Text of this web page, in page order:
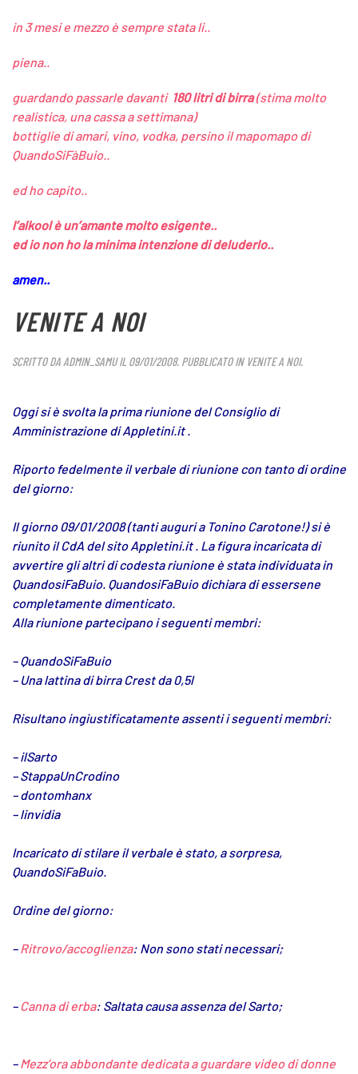
in 3 mesi e mezzo è sempre stata li..
piena..
guardando passarle davanti 180 litri di birra(stima molto
realistica, una cassa a settimana)
bottiglie di amari, vino, vodka, persino il mapomapo di
QuandoSiFàBuio..
ed ho capito..
l’alkool è un’amante molto esigente..
ed io non ho la minima intenzione di deluderlo..
amen..
VENITE A NOI
SCRITTO DA ADMIN_SAMUIL 09/01/2008. PUBBLICATO IN VENITE A NOI.
Oggi si è svolta la prima riunione del Consiglio di
Amministrazione di Appletini.it .
Riporto fedelmente il verbale di riunione con tanto di ordine
del giorno:
Il giorno 09/01/2008 (tanti auguri a Tonino Carotone!) si è
riunito il CdA del sito Appletini.it . La figura incaricata di
avvertire gli altri di codesta riunione è stata individuata in
QuandosiFaBuio. QuandosiFaBuio dichiara di essersene
completamente dimenticato.
Alla riunione partecipano i seguenti membri:
– QuandoSiFaBuio
– Una lattina di birra Crest da 0,5l
Risultano ingiustificatamente assenti i seguenti membri:
– ilSarto
– StappaUnCrodino
– dontomhanx
– linvidia
Incaricato di stilare il verbale è stato, a sorpresa,
QuandoSiFaBuio.
Ordine del giorno:
–Ritrovo/accoglienza: Non sono stati necessari;
–Canna di erba: Saltata causa assenza del Sarto;
–Mezz’ora abbondante dedicata a guardare video di donne